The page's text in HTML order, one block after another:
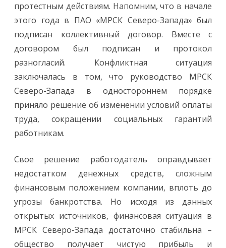
протестным действиям. Напомним, что в начале
этого года в ПАО «МРСК Северо-Запада» был
подписан коллективный договор. Вместе с
договором был подписан и протокол
разногласий. Конфликтная ситуация
заключалась в том, что руководство МРСК
Северо-Запада в одностороннем порядке
приняло решение об изменении условий оплаты
труда, сокращении социальных гарантий
работникам.
Свое решение работодатель оправдывает
недостатком денежных средств, сложным
финансовым положением компании, вплоть до
угрозы банкротства. Но исходя из данных
открытых источников, финансовая ситуация в
МРСК Северо-Запада достаточно стабильна –
общество получает чистую прибыль и